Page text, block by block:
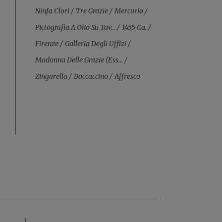
Ninfa Clori
Tre Grazie
Mercurio
Pictografia A Olio Su Tav...
1455 Ca.
Firenze
Galleria Degli Uffizi
Madonna Delle Grazie (ess...
Zingarella
Boccaccino Affresco